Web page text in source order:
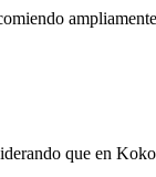
que en